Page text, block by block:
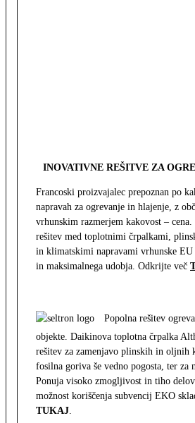
INOVATIVNE REŠITVE ZA
Francoski proizvajalec prepoznan po
napravah za ogrevanje in hlajenje, z
vrhunskim razmerjem kakovost –
rešitev med toplotnimi črpalkami,
in klimatskimi napravami vrhunske EU
in maksimalnega udobja. Odkrijte več
Popolna rešitev
objekte. Daikinova toplotna črpalka
rešitev za zamenjavo plinskih in oljnih
fosilna goriva še vedno pogosta, ter za
Ponuja visoko zmogljivost in tiho
možnost koriščenja subvencij EKO
TUKAJ.